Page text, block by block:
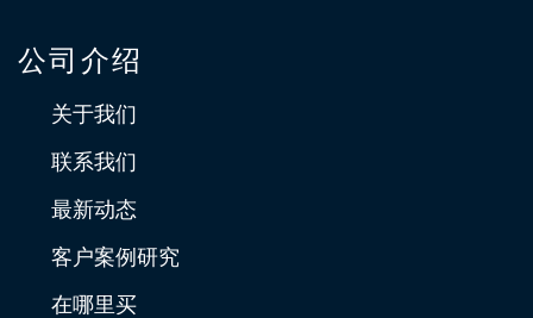
公司介绍
关于我们
联系我们
最新动态
客户案例研究
在哪里买